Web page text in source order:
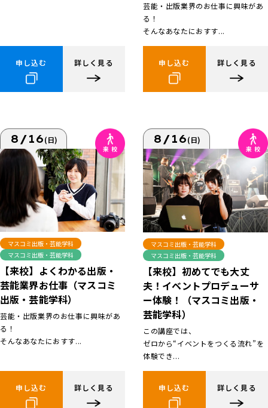
申し込む 詳しく見る
芸能・出版業界のお仕事に興味があ
る！
そんなあなたにおすす...
申し込む 詳しく見る
8/16(日)
マスコミ出版・芸能学科
マスコミ出版・芸能学科
【来校】よくわかる出版・
芸能業界お仕事（マスコミ
出版・芸能学科）
芸能・出版業界のお仕事に興味があ
る！
そんなあなたにおすす...
申し込む 詳しく見る
8/16(日)
マスコミ出版・芸能学科
マスコミ出版・芸能学科
【来校】初めてでも大丈
夫！イベントプロデューサ
ー体験！（マスコミ出版・
芸能学科）
この講座では、
ゼロから“イベントをつくる流れ”を
体験でき...
申し込む 詳しく見る